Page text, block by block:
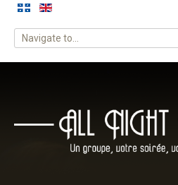
ACCUEIL
NOS FORFAITS